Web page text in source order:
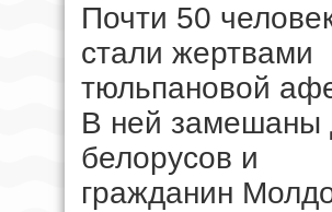
Почти 50
стали жертвами
тюльпановой
В ней замешаны
белорусов и
гражданин